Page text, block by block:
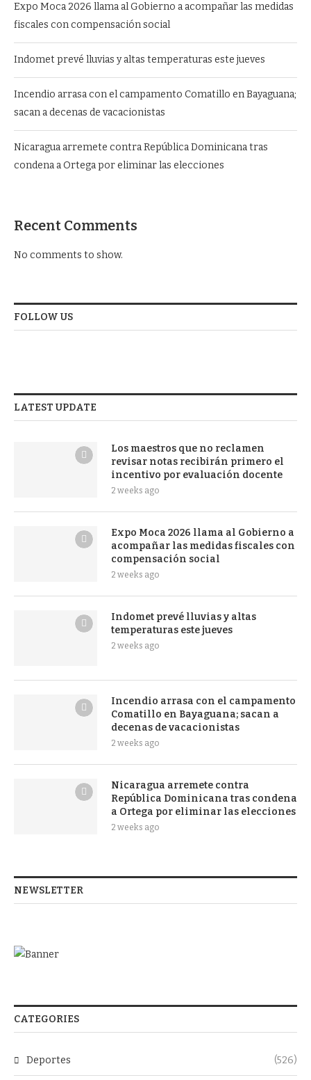
Expo Moca 2026 llama al Gobierno a acompañar las medidas
fiscales con compensación social
Indomet prevé lluvias y altas temperaturas este jueves
Incendio arrasa con el campamento Comatillo en Bayaguana;
sacan a decenas de vacacionistas
Nicaragua arremete contra República Dominicana tras
condena a Ortega por eliminar las elecciones
Recent Comments
No comments to show.
FOLLOW US
LATEST UPDATE
Los maestros que no reclamen
revisar notas recibirán primero el
incentivo por evaluación docente
2 weeks ago
Expo Moca 2026 llama al Gobierno a
acompañar las medidas fiscales con
compensación social
2 weeks ago
Indomet prevé lluvias y altas
temperaturas este jueves
2 weeks ago
Incendio arrasa con el campamento
Comatillo en Bayaguana; sacan a
decenas de vacacionistas
2 weeks ago
Nicaragua arremete contra
República Dominicana tras condena
a Ortega por eliminar las elecciones
2 weeks ago
NEWSLETTER
CATEGORIES
Deportes (526)